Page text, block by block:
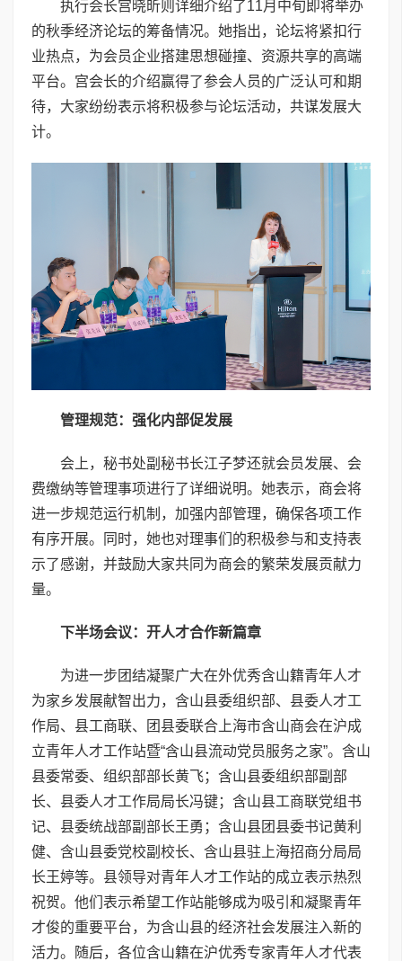
执行会长宫晓昕则详细介绍了11月中旬即将举办
的秋季经济论坛的筹备情况。她指出，论坛将紧扣行
业热点，为会员企业搭建思想碰撞、资源共享的高端
平台。宫会长的介绍赢得了参会人员的广泛认可和期
待，大家纷纷表示将积极参与论坛活动，共谋发展大
计。
管理规范：强化内部促发展
会上，秘书处副秘书长江子梦还就会员发展、会
费缴纳等管理事项进行了详细说明。她表示，商会将
进一步规范运行机制，加强内部管理，确保各项工作
有序开展。同时，她也对理事们的积极参与和支持表
示了感谢，并鼓励大家共同为商会的繁荣发展贡献力
量。
下半场会议：开人才合作新篇章
为进一步团结凝聚广大在外优秀含山籍青年人才
为家乡发展献智出力，含山县委组织部、县委人才工
作局、县工商联、团县委联合上海市含山商会在沪成
立青年人才工作站暨“含山县流动党员服务之家”。含山
县委常委、组织部部长黄飞；含山县委组织部副部
长、县委人才工作局局长冯键；含山县工商联党组书
记、县委统战部副部长王勇；含山县团县委书记黄利
健、含山县委党校副校长、含山县驻上海招商分局局
长王婷等。县领导对青年人才工作站的成立表示热烈
祝贺。他们表示希望工作站能够成为吸引和凝聚青年
才俊的重要平台，为含山县的经济社会发展注入新的
活力。随后，各位含山籍在沪优秀专家青年人才代表